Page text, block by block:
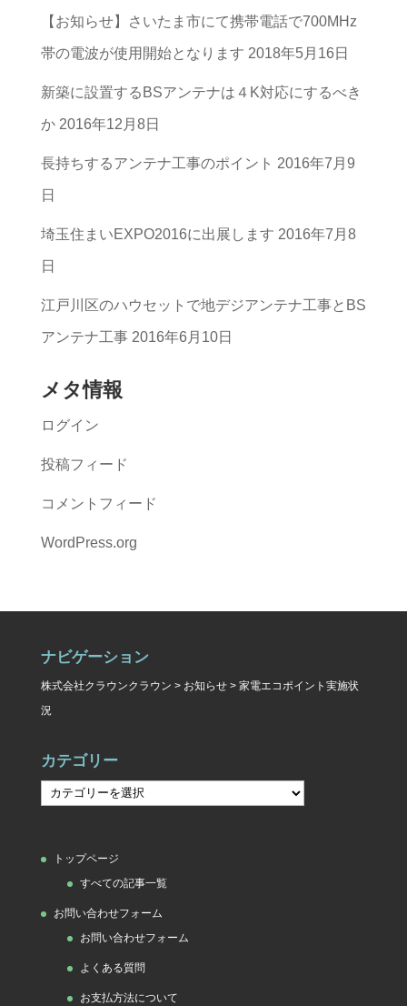
カ
テ
ゴ
リ
ー
一
【お知らせ】さいたま市にて携帯電話で700MHz
帯の電波が使用開始となります 2018年5月16日
新築に設置するBSアンテナは４K対応にするべき
か 2016年12月8日
長持ちするアンテナ工事のポイント 2016年7月9
日
埼玉住まいEXPO2016に出展します 2016年7月8
日
江戸川区のハウセットで地デジアンテナ工事とBS
アンテナ工事 2016年6月10日
メタ情報
ログイン
投稿フィード
コメントフィード
WordPress.org
ナビゲーション
株式会社クラウンクラウン > お知らせ> 家電エコポイント実施状
況
カテゴリー
リ
トップページ
すべての記事一覧
お問い合わせフォーム
お問い合わせフォーム
よくある質問
お支払方法について